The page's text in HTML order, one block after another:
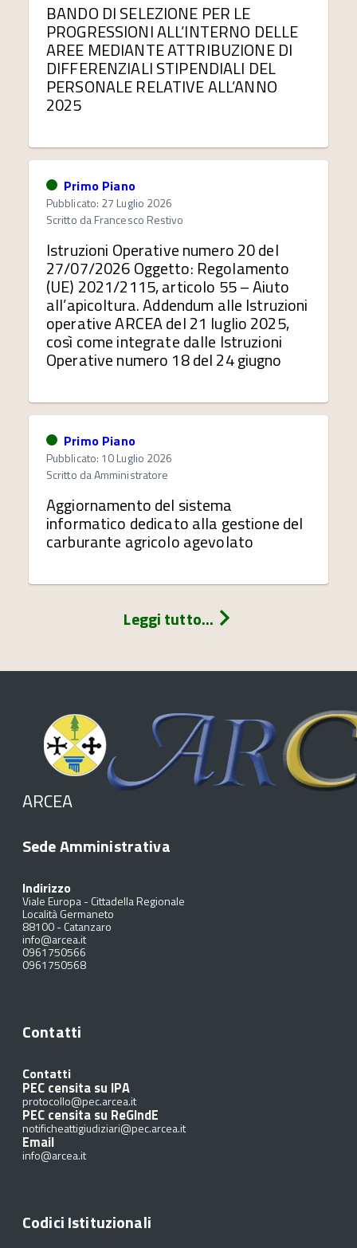
BANDO DI SELEZIONE PER LE
PROGRESSIONI ALL’INTERNO DELLE
AREE MEDIANTE ATTRIBUZIONE DI
DIFFERENZIALI STIPENDIALI DEL
PERSONALE RELATIVE ALL’ANNO
2025
Primo Piano
Pubblicato: 27 Luglio 2026
Scritto daFrancesco Restivo
Istruzioni Operative numero 20 del
27/07/2026 Oggetto: Regolamento
(UE) 2021/2115, articolo 55 – Aiuto
all’apicoltura. Addendum alle Istruzioni
operative ARCEA del 21 luglio 2025,
così come integrate dalle Istruzioni
Operative numero 18 del 24 giugno
Primo Piano
Pubblicato: 10 Luglio 2026
Scritto daAmministratore
Aggiornamento del sistema
informatico dedicato alla gestione del
carburante agricolo agevolato
Leggi tutto...
ARCEA
Sede Amministrativa
Indirizzo
Viale Europa - Cittadella Regionale
Località Germaneto
88100-Catanzaro
info@arcea.it
0961750566
0961750568
Contatti
Contatti
PEC censita su IPA
protocollo@pec.arcea.it
PEC censita su ReGIndE
notificheattigiudiziari@pec.arcea.it
Email
info@arcea.it
Codici Istituzionali